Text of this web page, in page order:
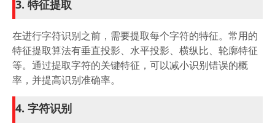
3. 特征提取
在进行字符识别之前，需要提取每个字符的特征。常用的
特征提取算法有垂直投影、水平投影、横纵比、轮廓特征
等。通过提取字符的关键特征，可以减小识别错误的概
率，并提高识别准确率。
4. 字符识别